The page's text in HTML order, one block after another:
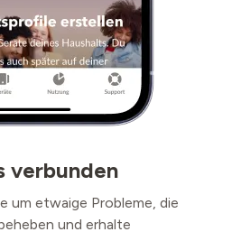
verbunden
um etwaige Probleme, die
und erhalte